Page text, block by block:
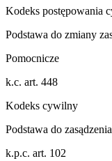
Kodeks postępowania
Podstawa do zmiany
Pomocnicze
k.c. art. 448
Kodeks cywilny
Podstawa do
k.p.c. art. 102